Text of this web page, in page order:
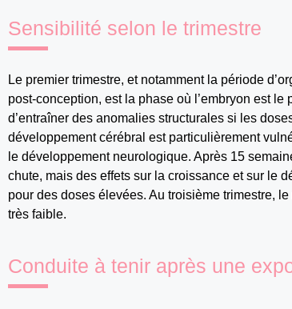
Sensibilité selon le trimestre
Le premier trimestre, et notamment la période
post-conception, est la phase où l’embryon est
d’entraîner des anomalies structurales si les
développement cérébral est particulièrement
le développement neurologique. Après 15
chute, mais des effets sur la croissance et sur le
pour des doses élevées. Au troisième trimestre,
très faible.
Conduite à tenir après une